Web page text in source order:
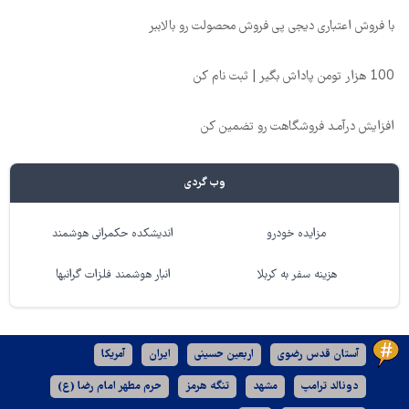
با فروش اعتباری دیجی پی فروش محصولت رو بالاببر
100 هزار تومن پاداش بگیر | ثبت نام کن
افزایش درآمـد فروشگاهت رو تضمین کن
وب گردی
مزایده خودرو اندیشکده حکمرانی هوشمند
هزینه سفر به کربلا انبار هوشمند فلزات گرانبها
آستان قدس رضوی اربعین حسینی ایران آمریکا
دونالد ترامپ مشهد تنگه هرمز حرم مطهر امام رضا (ع)